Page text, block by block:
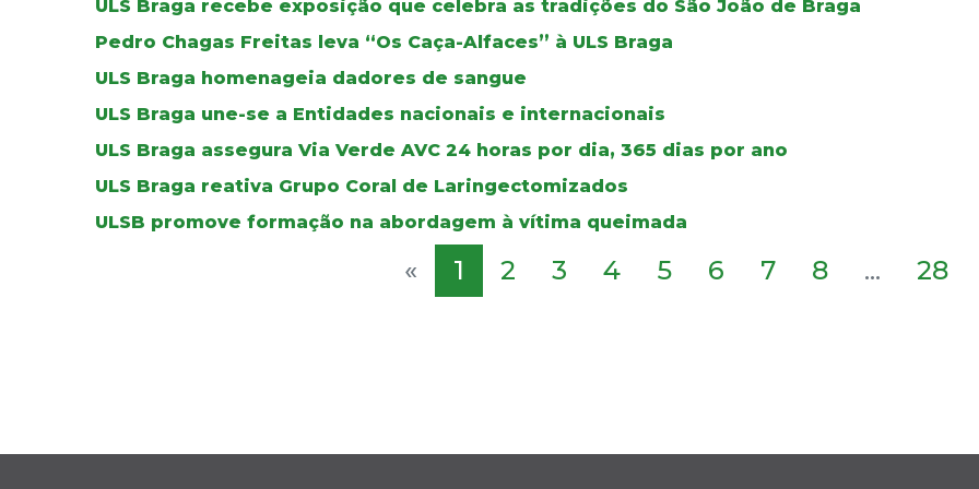
ULS Braga recebe exposição que celebra as tradições do São João de Braga
Pedro Chagas Freitas leva “Os Caça-Alfaces” à ULS Braga
ULS Braga homenageia dadores de sangue
ULS Braga une-se a Entidades nacionais e internacionais
ULS Braga assegura Via Verde AVC 24 horas por dia, 365 dias por ano
ULS Braga reativa Grupo Coral de Laringectomizados
ULSB promove formação na abordagem à vítima queimada
« 1 2 3 4 5 6 7 8 ... 28